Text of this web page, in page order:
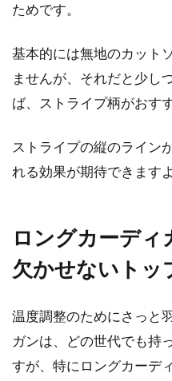
カーデ
なりに
目次 1 カ
ある3 天
春の
で決ま
トの魅力
ためです。
基本的には無地のカット
ませんが、それだと少し
ば、ストライプ柄がおす
ストライプの縦のライン
れる効果が期待できますよ
ロングカーディ
欠かせないトッ
温度調整のためにさっと
ガンは、どの世代でも持
すが、特にロングカーデ